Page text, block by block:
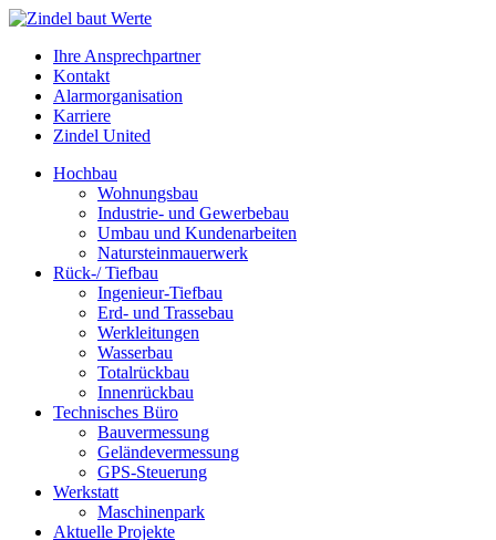
Ihre Ansprechpartner
Kontakt
Alarmorganisation
Karriere
Zindel United
Hochbau
Wohnungsbau
Industrie- und Gewerbebau
Umbau und Kundenarbeiten
Natursteinmauerwerk
Rück-/ Tiefbau
Ingenieur-Tiefbau
Erd- und Trassebau
Werkleitungen
Wasserbau
Totalrückbau
Innenrückbau
Technisches Büro
Bauvermessung
Geländevermessung
GPS-Steuerung
Werkstatt
Maschinenpark
Aktuelle Projekte